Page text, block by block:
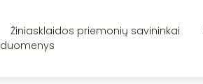
Žiniasklaidos priemonių savininkai
duomenys